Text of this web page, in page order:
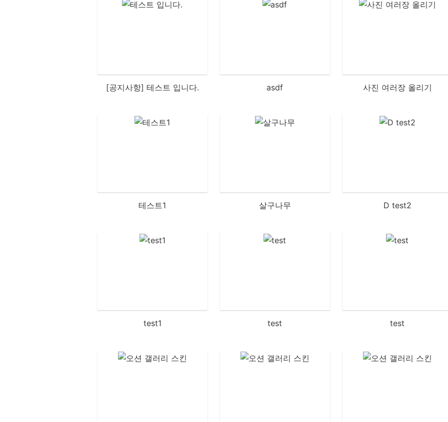
[공지사항] 테스트 입니다. asdf 사진 여러장 올리기
테스트1 살구나무 D test2
test1 test test